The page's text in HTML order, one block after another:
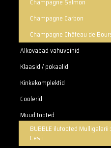
Champagne Salmon
Champagne Carbon
Champagne Château de
Alkovabad vahuveinid
Klaasid / pokaalid
Kinkekomplektid
Coolerid
Muud tooted
BUBBLE ilutooted
Eesti